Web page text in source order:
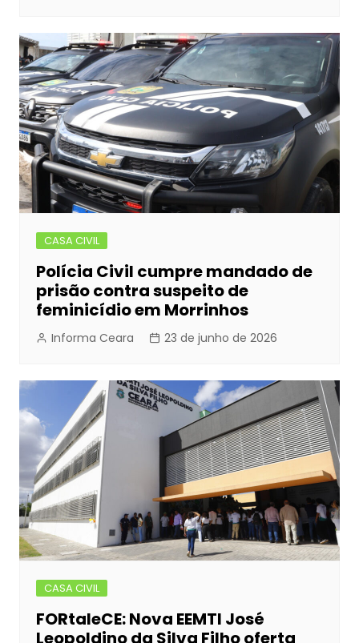
CASA CIVIL
Polícia Civil cumpre mandado de
prisão contra suspeito de
feminicídio em Morrinhos
Informa Ceara 23 de junho de 2026
CASA CIVIL
FORtaleCE: Nova EEMTI José